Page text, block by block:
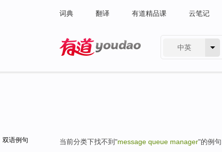
词典 翻译 有道精品课 云笔记
中英
双语例句 当前分类下找不到"message queue manager"的例